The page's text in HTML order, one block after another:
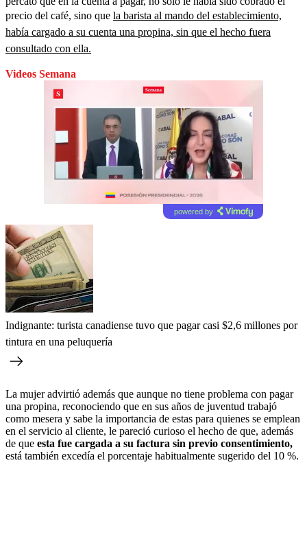
precio del café, sino que la barista al mando del establecimiento,
había cargado a su cuenta una propina, sin que el hecho fuera
consultado con ella.
Videos Semana
powered by
Indignante: turista canadiense tuvo que pagar casi $2,6 millones por
tintura en una peluquería
La mujer advirtió además que aunque no tiene problema con pagar
una propina, reconociendo que en sus años de juventud trabajó
como mesera y sabe la importancia de estas para quienes se emplean
en el servicio al cliente, le pareció curioso el hecho de que, además
de que esta fue cargada a su factura sin previo consentimiento,
está también excedía el porcentaje habitualmente sugerido del 10 %.